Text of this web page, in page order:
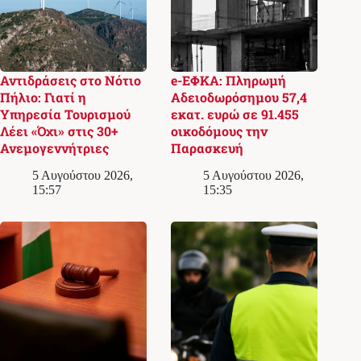
Αντιδράσεις στο Νότιο
Πήλιο: Γιατί η
Υπηρεσία Τουρισμού
Λέει «Όχι» στις 30+
Ανεμογεννήτριες
5 Αυγούστου 2026,
15:57
e-ΕΦΚΑ: Πληρωμή
Αδειοδωρόσημου 57,4
εκατ. ευρώ σε 91.455
οικοδόμους την
Παρασκευή
5 Αυγούστου 2026,
15:35